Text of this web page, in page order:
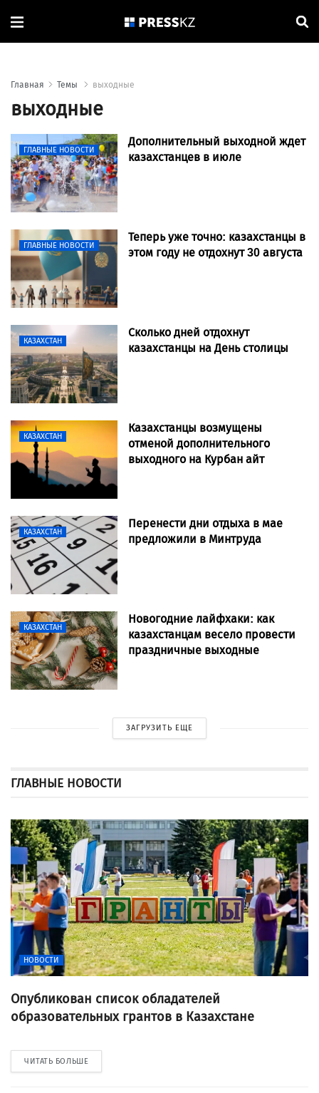
Главная Темы выходные
выходные
ГЛАВНЫЕ НОВОСТИ
Дополнительный выходной ждет
казахстанцев в июле
ГЛАВНЫЕ НОВОСТИ
Теперь уже точно: казахстанцы в
этом году не отдохнут 30 августа
КАЗАХСТАН
Сколько дней отдохнут
казахстанцы на День столицы
КАЗАХСТАН
Казахстанцы возмущены
отменой дополнительного
выходного на Курбан айт
КАЗАХСТАН
Перенести дни отдыха в мае
предложили в Минтруда
КАЗАХСТАН
Новогодние лайфхаки: как
казахстанцам весело провести
праздничные выходные
ЗАГРУЗИТЬ ЕЩЕ
ГЛАВНЫЕ НОВОСТИ
НОВОСТИ
Опубликован список обладателей
образовательных грантов в Казахстане
ЧИТАТЬ БОЛЬШЕ